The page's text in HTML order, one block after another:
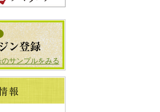
サンプルをみる